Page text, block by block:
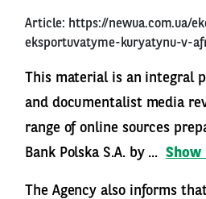
Article: https://newua.com.ua/
eksportuvatyme-kuryatynu-v-
This material is an integral
and documentalist media
range of online sources
Bank Polska S.A. by ... Show
The Agency also informs